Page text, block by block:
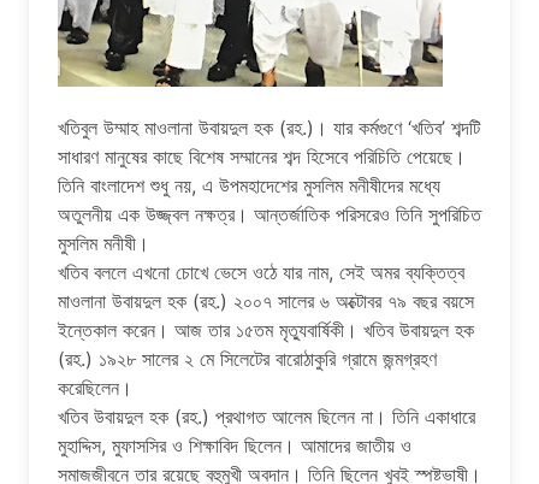
খতিবুল উম্মাহ মাওলানা উবায়দুল হক (রহ.)। যার কর্মগুণে ‘খতিব’ শব্দটি
সাধারণ মানুষের কাছে বিশেষ সম্মানের শব্দ হিসেবে পরিচিতি পেয়েছে।
তিনি বাংলাদেশ শুধু নয়, এ উপমহাদেশের মুসলিম মনীষীদের মধ্যে
অতুলনীয় এক উজ্জ্বল নক্ষত্র। আন্তর্জাতিক পরিসরেও তিনি সুপরিচিত
মুসলিম মনীষী।
খতিব বললে এখনো চোখে ভেসে ওঠে যার নাম, সেই অমর ব্যক্তিত্ব
মাওলানা উবায়দুল হক (রহ.) ২০০৭ সালের ৬ অক্টোবর ৭৯ বছর বয়সে
ইন্তেকাল করেন। আজ তার ১৫তম মৃত্যুবার্ষিকী। খতিব উবায়দুল হক
(রহ.) ১৯২৮ সালের ২ মে সিলেটের বারোঠাকুরি গ্রামে জন্মগ্রহণ
করেছিলেন।
খতিব উবায়দুল হক (রহ.) প্রথাগত আলেম ছিলেন না। তিনি একাধারে
মুহাদ্দিস, মুফাসসির ও শিক্ষাবিদ ছিলেন। আমাদের জাতীয় ও
সমাজজীবনে তার রয়েছে বহুমুখী অবদান। তিনি ছিলেন খুবই স্পষ্টভাষী।